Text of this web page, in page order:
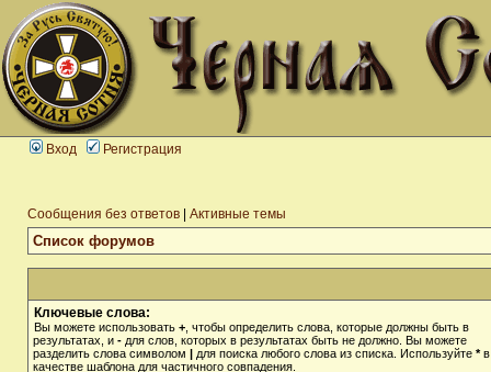
Вход Регистрация
Сообщения без ответов Активные темы
Список форумов
Ключевые слова:
Вы можете использовать + , чтобы определить слова, которые должны быть в
результатах, и - для слов, которых в результатах быть не должно. Вы можете
разделить слова символом | для поиска любого слова из списка. Используйте *в
качестве шаблона для частичного совпадения.